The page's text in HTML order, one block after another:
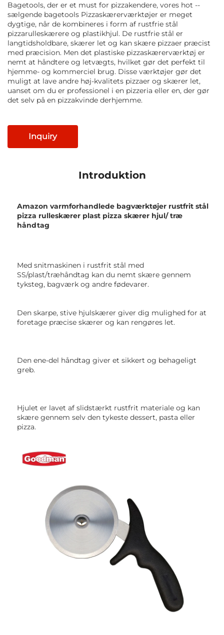
Bagetools, der er et must for pizzakendere, vores hot --
sælgende bagetools Pizzaskærerværktøjer er meget
dygtige, når de kombineres i form af rustfrie stål
pizzarulleskærere og plastikhjul. De rustfrie stål er
langtidsholdbare, skærer let og kan skære pizzaer præcist
med præcision. Men det plastiske pizzaskærerværktøj er
nemt at håndtere og letvægts, hvilket gør det perfekt til
hjemme- og kommerciel brug. Disse værktøjer gør det
muligt at lave andre høj-kvalitets pizzaer og skærer let,
uanset om du er professionel i en pizzeria eller en, der gør
det selv på en pizzakvinde derhjemme.
Inquiry
Introduktion
Amazon varmforhandlede bagværktøjer rustfrit stål
pizza rulleskærer plast pizza skærer hjul/ træ
håndtag
Med snitmaskinen i rustfrit stål med
SS/plast/træhåndtag kan du nemt skære gennem
tyksteg, bagværk og andre fødevarer.
Den skarpe, stive hjulskærer giver dig mulighed for at
foretage præcise skærer og kan rengøres let.
Den ene-del håndtag giver et sikkert og behageligt
greb.
Hjulet er lavet af slidstærkt rustfrit materiale og kan
skære gennem selv den tykeste dessert, pasta eller
pizza.